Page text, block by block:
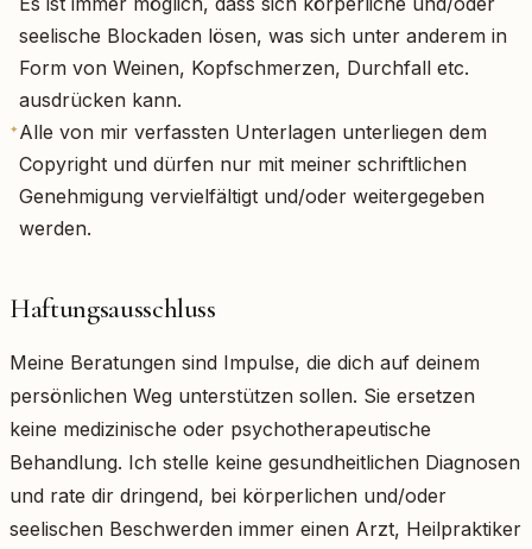
seelische Blockaden lösen, was sich unter anderem in
Form von Weinen, Kopfschmerzen, Durchfall etc.
ausdrücken kann.
✦Alle von mir verfassten Unterlagen unterliegen dem
Copyright und dürfen nur mit meiner schriftlichen
Genehmigung vervielfältigt und/oder weitergegeben
werden.
Haftungsausschluss
Meine Beratungen sind Impulse, die dich auf deinem
persönlichen Weg unterstützen sollen. Sie ersetzen
keine medizinische oder psychotherapeutische
Behandlung. Ich stelle keine gesundheitlichen Diagnosen
und rate dir dringend, bei körperlichen und/oder
seelischen Beschwerden immer einen Arzt, Heilpraktiker